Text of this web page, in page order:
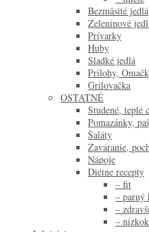
Bezmäsité jedlá
Zeleninové
Prívarky
Huby
Sladké jedlá
Prílohy,
Grilovačka
OSTATNÉ
Studené, teplé
Pomazánky,
Šaláty
Zaváranie,
Nápoje
Diétne recepty
– fit
– parný
–
–